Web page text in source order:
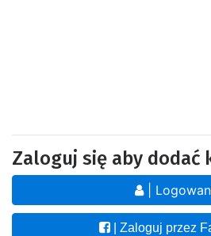
Zaloguj się aby dodać
|
| Zaloguj przez